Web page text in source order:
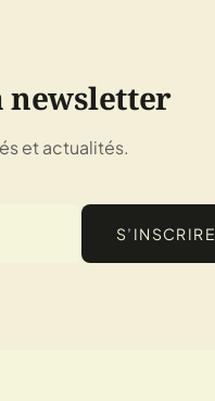
et actualités.
S’INSCRIRE